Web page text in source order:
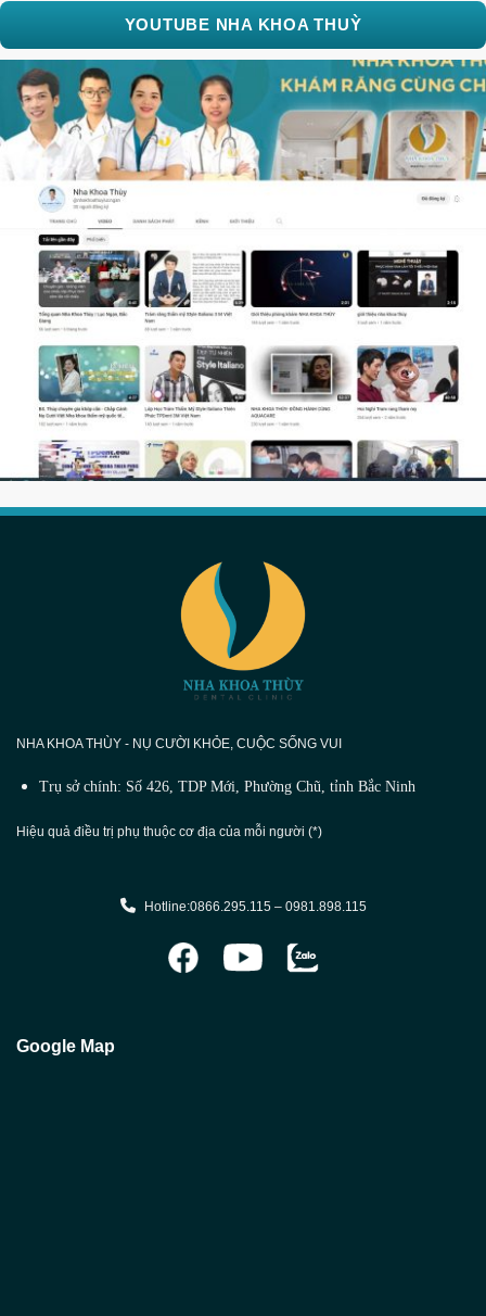
YOUTUBE NHA KHOA THUỲ
NHA KHOA THÙY - NỤ CƯỜI KHỎE, CUỘC SỐNG VUI
Trụ sở chính: Số 426, TDP Mới, Phường Chũ, tỉnh Bắc Ninh
Hiệu quả điều trị phụ thuộc cơ địa của mỗi người (*)
Hotline:0866.295.115 – 0981.898.115
Google Map